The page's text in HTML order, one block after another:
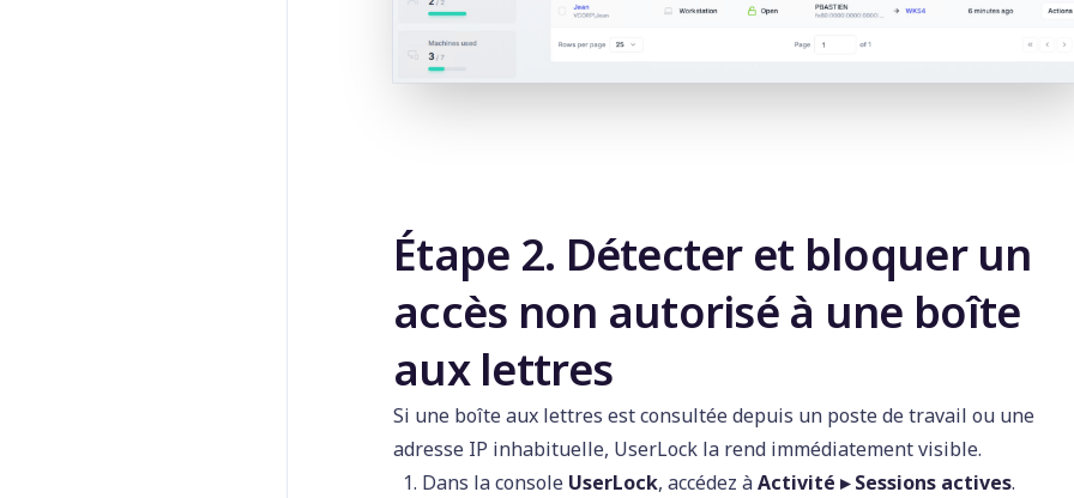
Étape 2. Détecter et bloquer un
accès non autorisé à une boîte
aux lettres
Si une boîte aux lettres est consultée depuis un poste de travail ou une
adresse IP inhabituelle, UserLock la rend immédiatement visible.
Dans la console UserLock, accédez àActivité ▸ Sessions actives.